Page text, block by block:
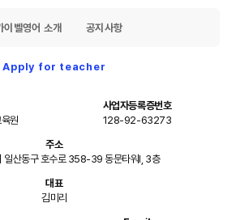
이벨영어 소개 공지사항
Apply for teacher
원
사업자등록증번호
128-92-63273
주소
일산동구 호수로 358-39 동문타워I, 3층
대표
김미리